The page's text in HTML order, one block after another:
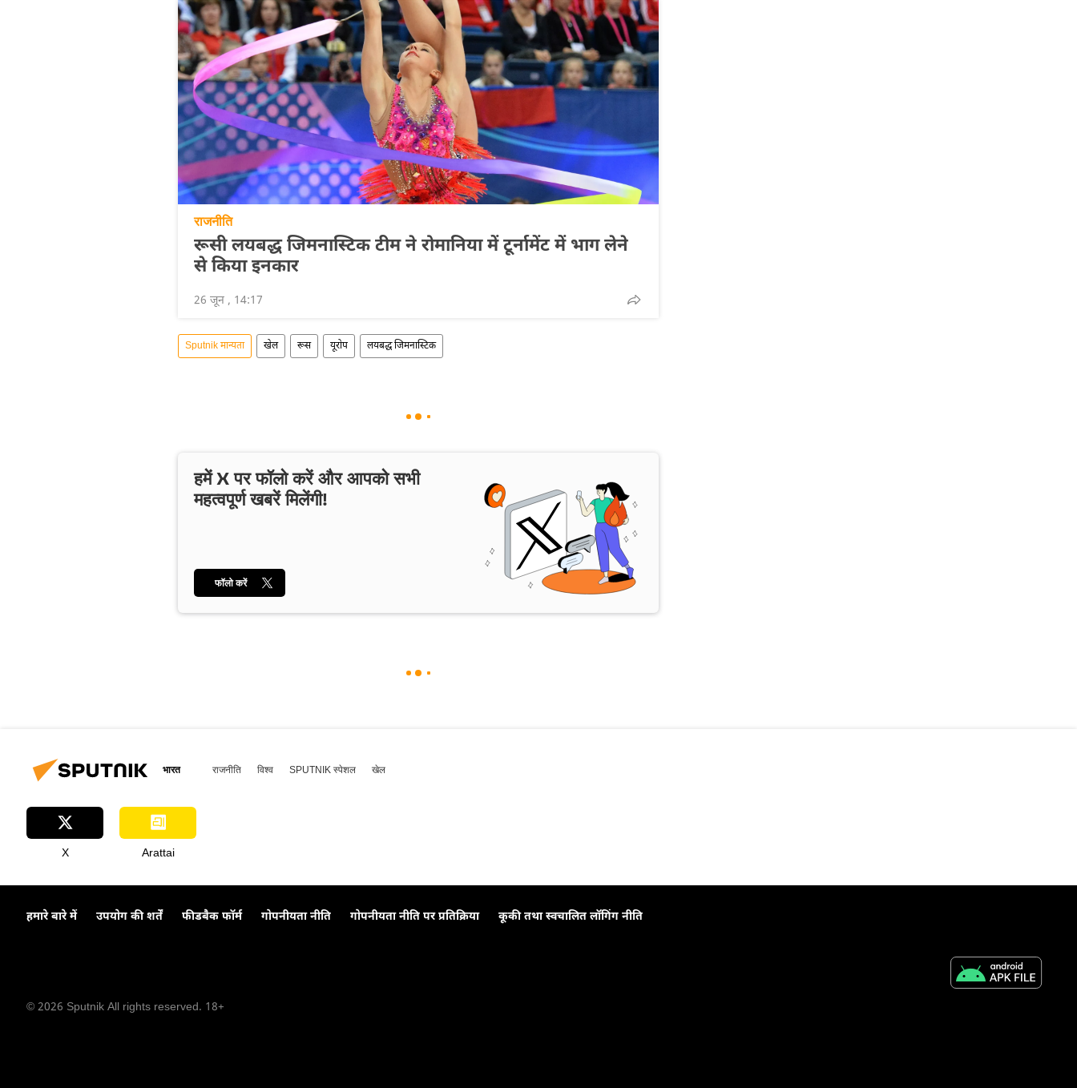
राजनीति
रूसी लयबद्ध जिमनास्टिक टीम ने रोमानिया में टूर्नामेंट में भाग लेने
से किया इनकार
26 जून , 14:17
Sputnik मान्यता खेल रूस यूरोप लयबद्ध जिमनास्टिक
हमें X पर फॉलो करें और आपको सभी
महत्वपूर्ण खबरें मिलेंगी!
फॉलो करें
भारत राजनीति विश्व SPUTNIK स्पेशल खेल
X Arattai
हमारे बारे में उपयोग की शर्तें फीडबैक फॉर्म गोपनीयता नीति गोपनीयता नीति पर प्रतिक्रिया कूकी तथा स्वचालित लॉगिंग नीति
© 2026 Sputnik All rights reserved. 18+